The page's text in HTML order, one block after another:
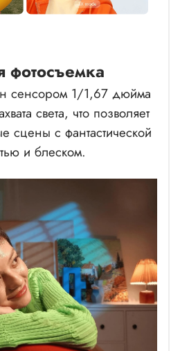
фотосъемка
сенсором 1/1,67 дюйма
света, что позволяет
сцены с фантастической
и блеском.